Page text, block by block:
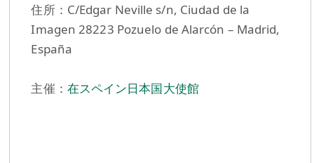
住所：C/Edgar Neville s/n, Ciudad de la
Imagen 28223 Pozuelo de Alarcón – Madrid,
España
主催： 在スペイン日本国大使館